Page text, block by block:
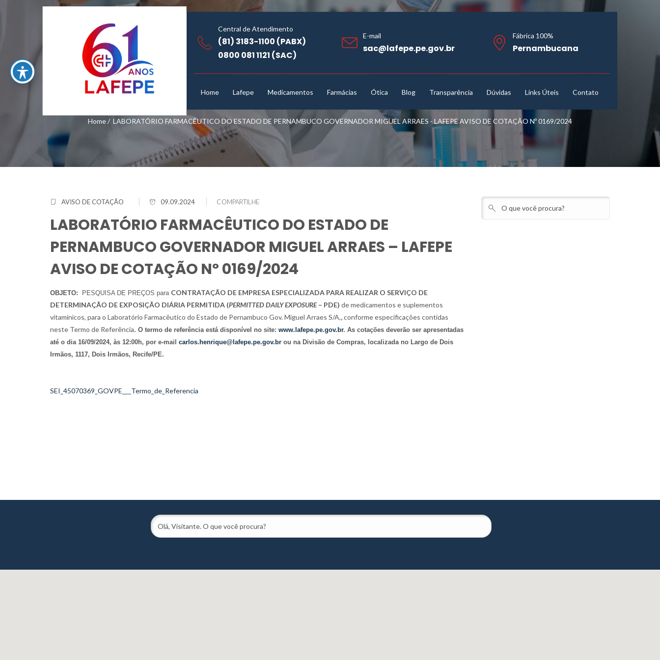
Central de Atendimento
(81) 3183-1100 (PABX)
0800 081 1121 (SAC)
E-mail
sac@lafepe.pe.gov.br
Fábrica 100%
Pernambucana
Home Lafepe Medicamentos Farmácias Ótica Blog Transparência Dúvidas Links Úteis Contato
Home/ LABORATÓRIO FARMACÊUTICO DO ESTADO DE PERNAMBUCO GOVERNADOR MIGUEL ARRAES - LAFEPE AVISO DE COTAÇÃO Nº 0169/2024
AVISO DE COTAÇÃO 09.09.2024 COMPARTILHE
LABORATÓRIO FARMACÊUTICO DO ESTADO DE
PERNAMBUCO GOVERNADOR MIGUEL ARRAES – LAFEPE
AVISO DE COTAÇÃO Nº 0169/2024
OBJETO: PESQUISA DE PREÇOS para CONTRATAÇÃO DE EMPRESA ESPECIALIZADA PARA REALIZAR O SERVIÇO DE
DETERMINAÇÃO DE EXPOSIÇÃO DIÁRIA PERMITIDA (PERMITTED DAILY EXPOSURE– PDE) de medicamentos e suplementos
vitamínicos, para o Laboratório Farmacêutico do Estado de Pernambuco Gov. Miguel Arraes S/A,,conforme especificações contidas
neste Termo de Referência. O termo de referência está disponível no site: www.lafepe.pe.gov.br. As cotações deverão ser apresentadas
até o dia 16/09/2024, às 12:00h, por e-mail carlos.henrique@lafepe.pe.gov.br ou na Divisão de Compras, localizada no Largo de Dois
Irmãos, 1117, Dois Irmãos, Recife/PE.
SEI_45070369_GOVPE___Termo_de_Referencia